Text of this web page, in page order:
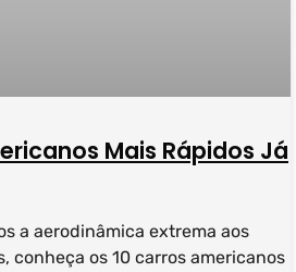
Mais Rápidos Já
a aerodinâmica extrema aos
conheça os 10 carros americanos